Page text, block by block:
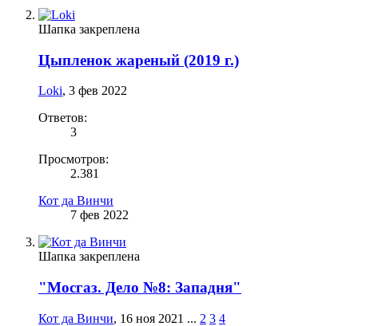
Шапка закреплена
Цыпленок жареный (2019 г.)
Loki, 3 фев 2022
Ответов:
3
Просмотров:
2.381
Кот да Винчи
7 фев 2022
Шапка закреплена
"Мосгаз. Дело №8: Западня"
Кот да Винчи, 16 ноя 2021 ... 2 3 4